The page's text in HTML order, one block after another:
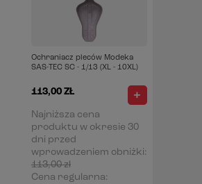
Ochraniacz pleców Modeka
SAS-TEC SC - 1/13 (XL - 10XL)
113,00 ZŁ
Najniższa cena
produktu w okresie 30
dni przed
wprowadzeniem obniżki:
113,00 zł
Cena regularna: